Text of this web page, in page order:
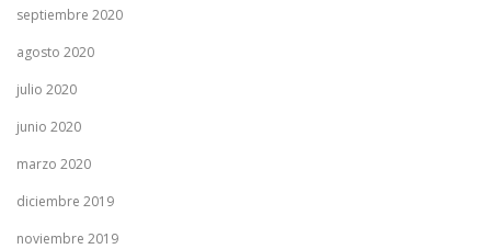
septiembre 2020
agosto 2020
julio 2020
junio 2020
marzo 2020
diciembre 2019
noviembre 2019